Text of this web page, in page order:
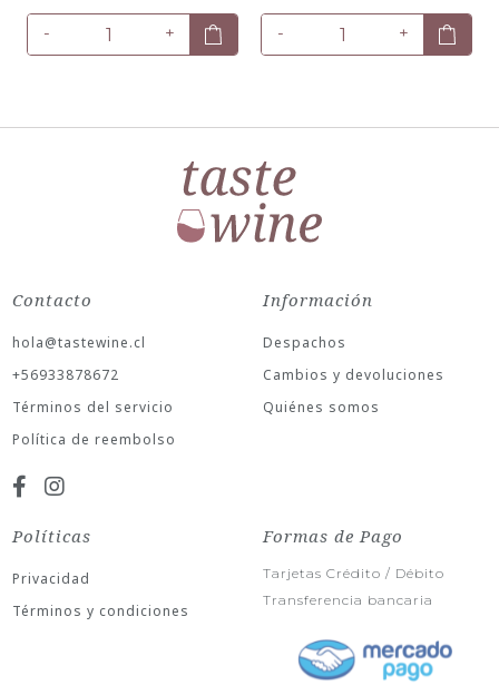
+
- +
-
Contacto
hola@tastewine.cl
+56933878672
Términos del servicio
Política de reembolso
Información
Despachos
Cambios y devoluciones
Quiénes somos
Políticas
Privacidad
Términos y condiciones
Formas de Pago
Tarjetas Crédito / Débito
Transferencia bancaria